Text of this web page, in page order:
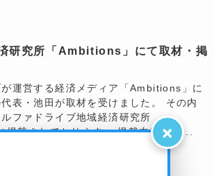
研究所「Ambitions」にて取材・掲
運営する経済メディア「Ambitions」に
表・池田が取材を受けました。 その内
ファドライブ地域経済研究所
載されております。 掲載内容はこ...
×